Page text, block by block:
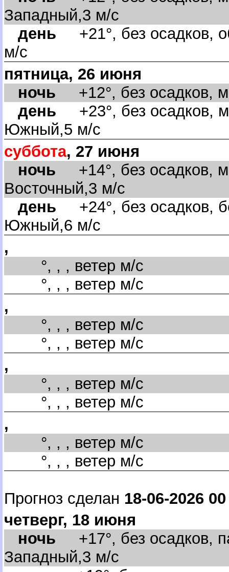
Западный,3 м/с
день +21°, без осадков,
м/с
пятница, 26 июня
ночь +12°, без осадков,
день +23°, без осадков,
Южный,5 м/с
суббота, 27 июня
ночь +14°, без осадков,
осточный,3 м/с
день +24°, без осадков,
Южный,6 м/с
,
°, , , ветер м/с
°, , , ветер м/с
,
°, , , ветер м/с
°, , , ветер м/с
,
°, , , ветер м/с
°, , , ветер м/с
,
°, , , ветер м/с
°, , , ветер м/с
Прогноз сделан 18-06-2026
четверг, 18 июня
ночь +17°, без осадков,
Западный,3 м/с